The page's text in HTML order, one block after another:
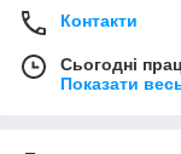
Контакти
Сьогодні
Показати